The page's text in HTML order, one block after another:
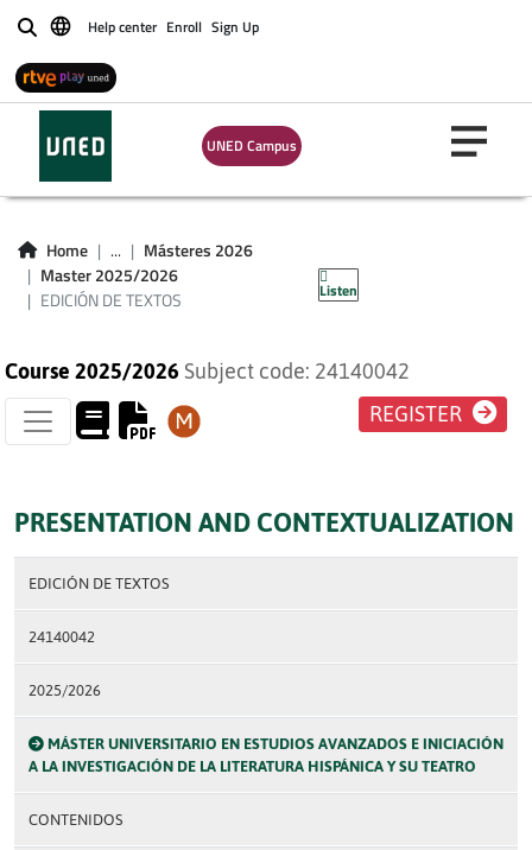
BuscarHelp center Enroll Sign Up
UNED Campus
Home ...
Másteres 2026
Master 2025/2026
EDICIÓN DE TEXTOS
Listen
EDICIÓN DE TEXTOS
Course 2025/2026 Subject code: 24140042
REGISTER
PRESENTATION AND CONTEXTUALIZATION
EDICIÓN DE TEXTOS
24140042
2025/2026
MÁSTER UNIVERSITARIO EN ESTUDIOS AVANZADOS E INICIACIÓN
A LA INVESTIGACIÓN DE LA LITERATURA HISPÁNICA Y SU TEATRO
CONTENIDOS